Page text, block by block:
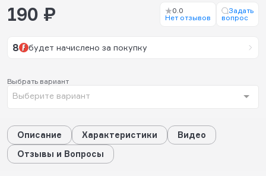
Выбрать вариант
Выберите вариант
190 ₽
0.0
Нет отзывов
Задать
вопрос
8 будет начислено за покупку
Описание Характеристики
Видео
Отзывы и Вопросы